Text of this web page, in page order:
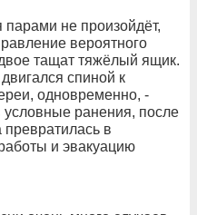
парами не произойдёт,
вероятного
тащат тяжёлый ящик.
спиной к
одновременно, -
условные ранения, после
превратилась в
и эвакуацию